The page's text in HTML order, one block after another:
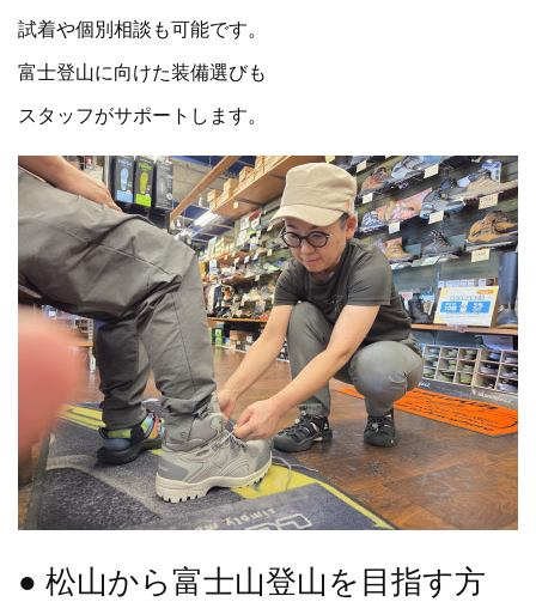
試着や個別相談も可能です。
富士登山に向けた装備選びも
スタッフがサポートします。
● 松山から富士山登山を目指す方